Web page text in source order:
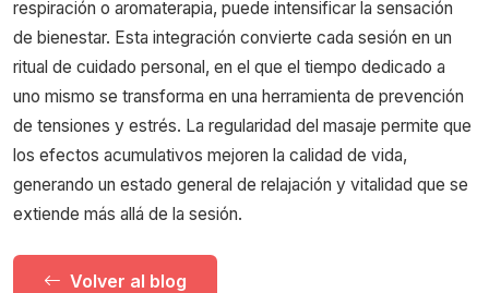
respiración o aromaterapia, puede intensificar la sensación
de bienestar. Esta integración convierte cada sesión en un
ritual de cuidado personal, en el que el tiempo dedicado a
uno mismo se transforma en una herramienta de prevención
de tensiones y estrés. La regularidad del masaje permite que
los efectos acumulativos mejoren la calidad de vida,
generando un estado general de relajación y vitalidad que se
extiende más allá de la sesión.
Volver al blog